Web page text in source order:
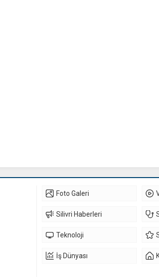
Foto Galeri
Silivri Haberleri
Teknoloji
İş Dünyası